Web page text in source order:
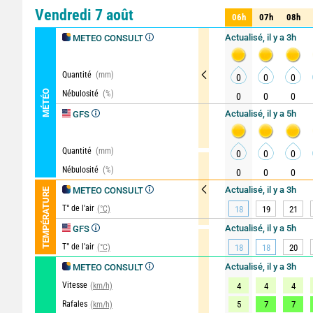
Comparateur détaillé
Vendredi 7 août
MÉTÉO
METEO CONSULT
Quantité (mm)
Nébulosité (%)
GFS
Quantité (mm)
Nébulosité (%)
TEMPÉRATURE METEO CONSULT
T° de l'air (°C)
GFS
T° de l'air (°C)
METEO CONSULT
Vitesse (km/h)
Rafales (km/h)
06h 07h 08h
06h 07h 08h
Actualisé, il y a 3h
0 0 0
0
0 0
Actualisé, il y a 5h
0 0 0
0
0 0
Actualisé, il y a 3h
18
19 21
Actualisé, il y a 5h
18
18 20
Actualisé, il y a 3h
4
4 4
5
7 7